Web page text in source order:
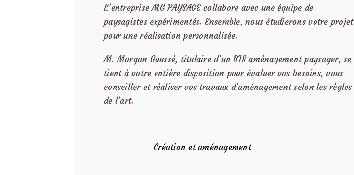
L’entreprise MG PAYSAGE collabore avec une équipe de
paysagistes expérimentés. Ensemble, nous étudierons votre projet
pour une réalisation personnalisée.
M. Morgan Goussé, titulaire d’un BTS aménagement paysager, se
tient à votre entière disposition pour évaluer vos besoins, vous
conseiller et réaliser vos travaux d’aménagement selon les règles
de l’art.
Création et aménagement